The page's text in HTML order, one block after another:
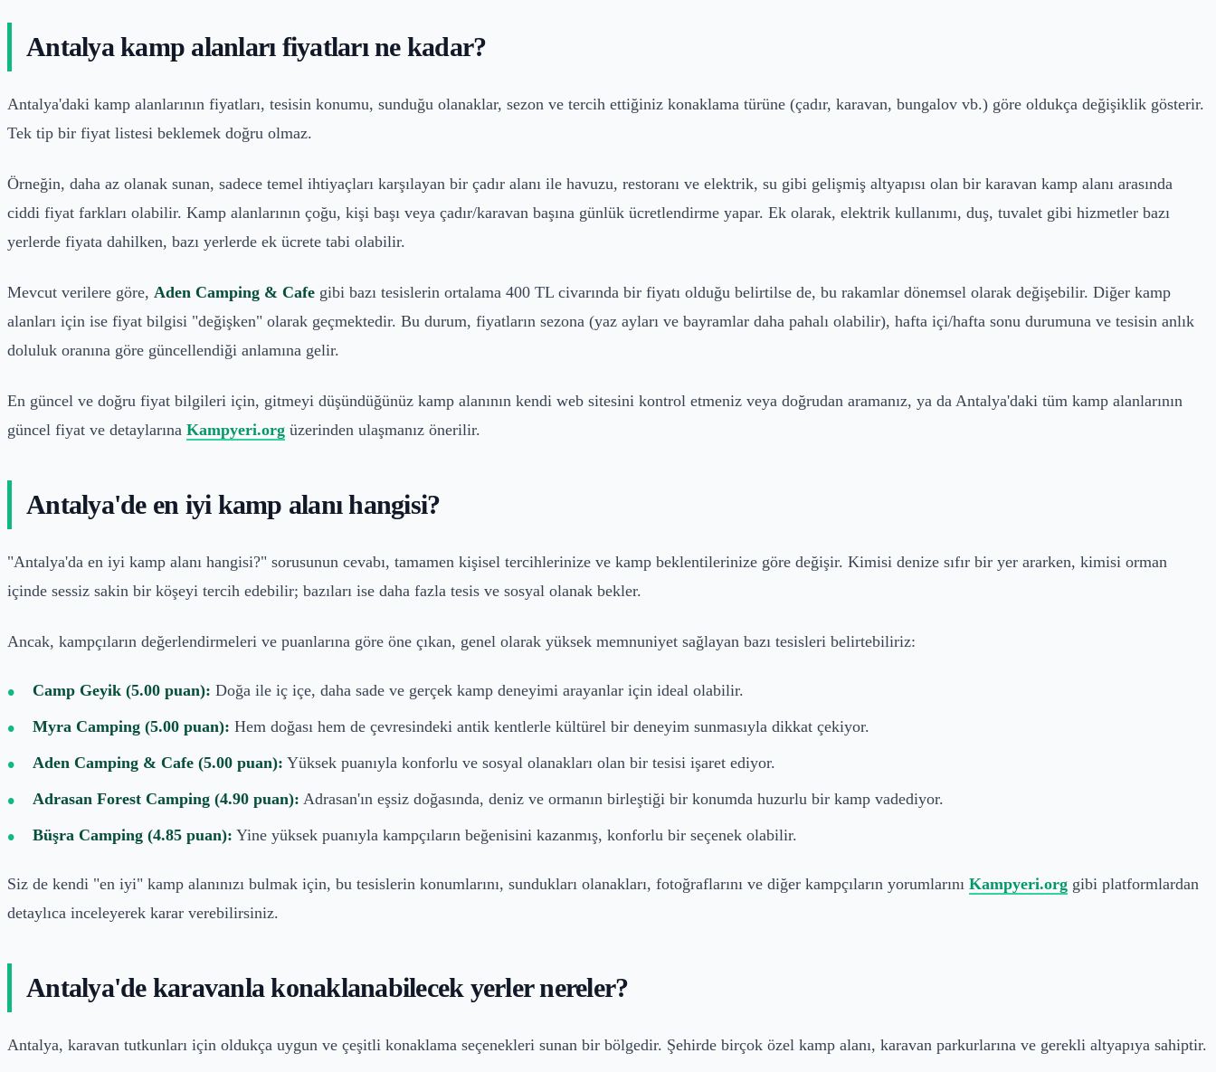
Antalya kamp alanları fiyatları ne kadar?
Antalya'daki kamp alanlarının fiyatları, tesisin konumu, sunduğu olanaklar, sezon ve tercih ettiğiniz konaklama türüne (çadır, karavan, bungalov vb.) göre oldukça değişiklik gösterir.
Tek tip bir fiyat listesi beklemek doğru olmaz.
Örneğin, daha az olanak sunan, sadece temel ihtiyaçları karşılayan bir çadır alanı ile havuzu, restoranı ve elektrik, su gibi gelişmiş altyapısı olan bir karavan kamp alanı arasında
ciddi fiyat farkları olabilir. Kamp alanlarının çoğu, kişi başı veya çadır/karavan başına günlük ücretlendirme yapar. Ek olarak, elektrik kullanımı, duş, tuvalet gibi hizmetler bazı
yerlerde fiyata dahilken, bazı yerlerde ek ücrete tabi olabilir.
Mevcut verilere göre, Aden Camping & Cafe gibi bazı tesislerin ortalama 400 TL civarında bir fiyatı olduğu belirtilse de, bu rakamlar dönemsel olarak değişebilir. Diğer kamp
alanları için ise fiyat bilgisi "değişken" olarak geçmektedir. Bu durum, fiyatların sezona (yaz ayları ve bayramlar daha pahalı olabilir), hafta içi/hafta sonu durumuna ve tesisin anlık
doluluk oranına göre güncellendiği anlamına gelir.
En güncel ve doğru fiyat bilgileri için, gitmeyi düşündüğünüz kamp alanının kendi web sitesini kontrol etmeniz veya doğrudan aramanız, ya da Antalya'daki tüm kamp alanlarının
güncel fiyat ve detaylarına Kampyeri.org üzerinden ulaşmanız önerilir.
Antalya'de en iyi kamp alanı hangisi?
"Antalya'da en iyi kamp alanı hangisi?" sorusunun cevabı, tamamen kişisel tercihlerinize ve kamp beklentilerinize göre değişir. Kimisi denize sıfır bir yer ararken, kimisi orman
içinde sessiz sakin bir köşeyi tercih edebilir; bazıları ise daha fazla tesis ve sosyal olanak bekler.
Ancak, kampçıların değerlendirmeleri ve puanlarına göre öne çıkan, genel olarak yüksek memnuniyet sağlayan bazı tesisleri belirtebiliriz:
Camp Geyik (5.00 puan): Doğa ile iç içe, daha sade ve gerçek kamp deneyimi arayanlar için ideal olabilir.
Myra Camping (5.00 puan): Hem doğası hem de çevresindeki antik kentlerle kültürel bir deneyim sunmasıyla dikkat çekiyor.
Aden Camping & Cafe (5.00 puan): Yüksek puanıyla konforlu ve sosyal olanakları olan bir tesisi işaret ediyor.
Adrasan Forest Camping (4.90 puan): Adrasan'ın eşsiz doğasında, deniz ve ormanın birleştiği bir konumda huzurlu bir kamp vadediyor.
Büşra Camping (4.85 puan): Yine yüksek puanıyla kampçıların beğenisini kazanmış, konforlu bir seçenek olabilir.
Siz de kendi "en iyi" kamp alanınızı bulmak için, bu tesislerin konumlarını, sundukları olanakları, fotoğraflarını ve diğer kampçıların yorumlarını Kampyeri.org gibi platformlardan
detaylıca inceleyerek karar verebilirsiniz.
Antalya'de karavanla konaklanabilecek yerler nereler?
Antalya, karavan tutkunları için oldukça uygun ve çeşitli konaklama seçenekleri sunan bir bölgedir. Şehirde birçok özel kamp alanı, karavan parkurlarına ve gerekli altyapıya sahiptir.